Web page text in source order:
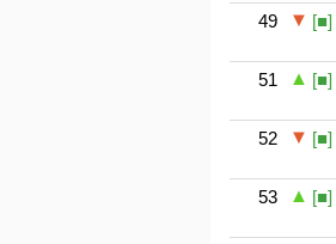
49 [■]
51 [■]
52 [■]
53 [■]